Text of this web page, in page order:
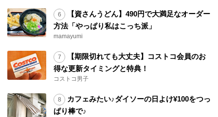
【資さんうどん】490円で大満足なオーダー
方法「やっぱり私はこっち派」
mamayumi
【期限切れても大丈夫】コストコ会員のお
得な更新タイミングと特典！
コストコ男子
カフェみたい♪ダイソーの日よけ¥100をつっ
ぱり棒で♪